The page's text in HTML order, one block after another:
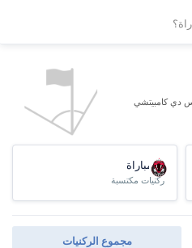
دي كامبيتشي
/مباراة
ركنيات مكتسبة
مجموع الركنيات